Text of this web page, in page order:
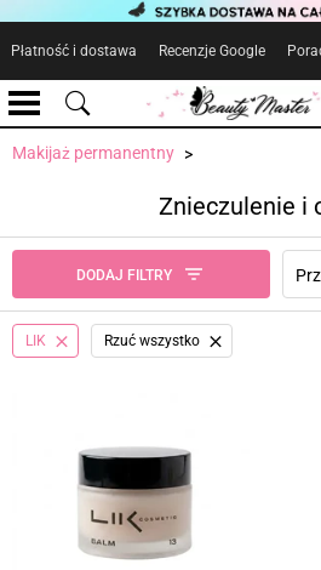
Płatność i dostawa Recenzje Google
Makijaż permanentny
Znieczulenie i
DODAJ FILTRY
LIK Rzuć wszystko